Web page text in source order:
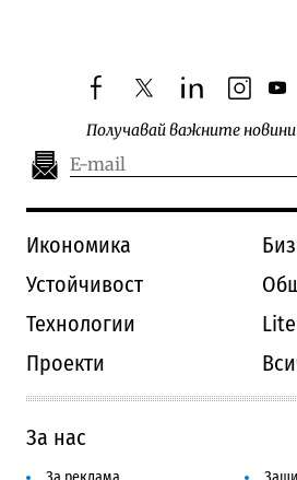
facebooktwitterlinkedin
Получавай важните
Икономика
Устойчивост
Технологии
Lite
Проекти
За нас